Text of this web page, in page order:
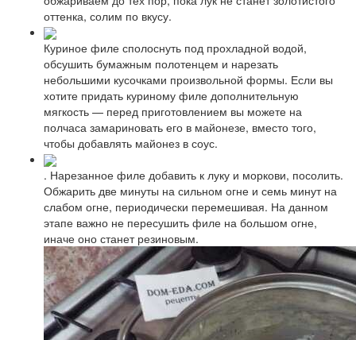
оттенка, солим по вкусу.
Куриное филе сполоснуть под прохладной водой,
обсушить бумажным полотенцем и нарезать
небольшими кусочками произвольной формы. Если вы
хотите придать куриному филе дополнительную
мягкость — перед приготовлением вы можете на
полчаса замариновать его в майонезе, вместо того,
чтобы добавлять майонез в соус.
. Нарезанное филе добавить к луку и моркови, посолить.
Обжарить две минуты на сильном огне и семь минут на
слабом огне, периодически перемешивая. На данном
этапе важно не пересушить филе на большом огне,
иначе оно станет резиновым.